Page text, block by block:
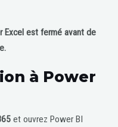
Excel est fermé avant de
à Power
et ouvrez Power BI